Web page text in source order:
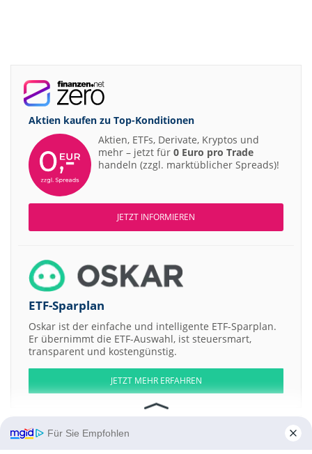
Aktien kaufen zu Top-Konditionen
Aktien, ETFs, Derivate, Kryptos und
mehr – jetzt für 0 Euro pro Trade
handeln (zzgl. marktüblicher Spreads)!
JETZT INFORMIEREN
ETF-Sparplan
Oskar ist der einfache und intelligente ETF-Sparplan.
Er übernimmt die ETF-Auswahl, ist steuersmart,
transparent und kostengünstig.
JETZT MEHR ERFAHREN
Für Sie Empfohlen